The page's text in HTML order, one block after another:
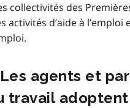
collectivités des
activités d’aide à
agents et
travail